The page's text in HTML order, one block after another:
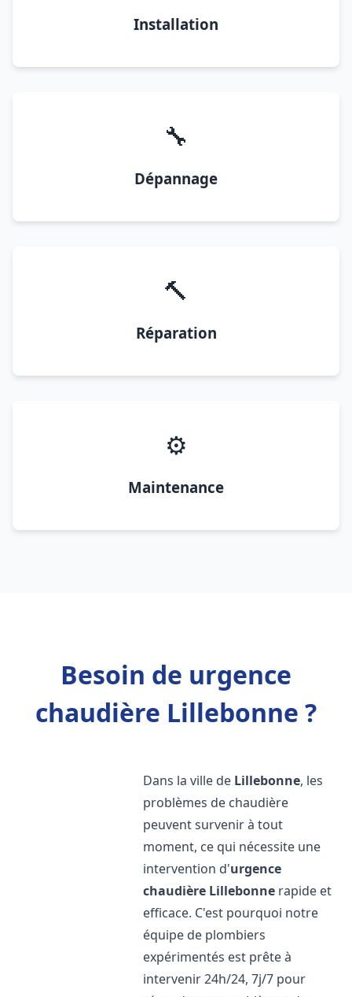
Installation
🔧
Dépannage
🔨
Réparation
⚙️
Maintenance
Besoin de urgence
chaudière Lillebonne ?
Dans la ville de Lillebonne, les
problèmes de chaudière
peuvent survenir à tout
moment, ce qui nécessite une
intervention d'urgence
chaudière Lillebonne rapide et
efficace. C'est pourquoi notre
équipe de plombiers
expérimentés est prête à
intervenir 24h/24, 7j/7 pour